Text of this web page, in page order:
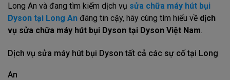
Long An và đang tìm kiếm dịch vụ sửa chữa máy hút bụi
Dyson tại Long An đáng tin cậy, hãy cùng tìm hiểu về dịch
vụ sửa chữa máy hút bụi Dyson tại Dyson Việt Nam
Dịch vụ sửa máy hút bụi Dyson tất cả các sự cố tại Long
An